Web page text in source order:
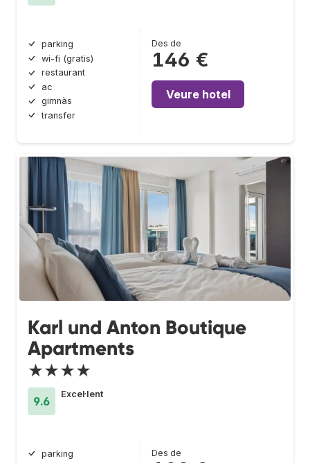
parking
wi-fi (gratis)
restaurant
ac
gimnàs
transfer
Des de
146 €
Veure hotel
Karl und Anton Boutique
Apartments
★★★★
9.6
Excel·lent
parking
Des de